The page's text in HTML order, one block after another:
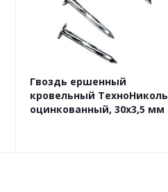
Гвоздь ершенный
кровельный ТехноНиколь
оцинкованный, 30х3,5 мм